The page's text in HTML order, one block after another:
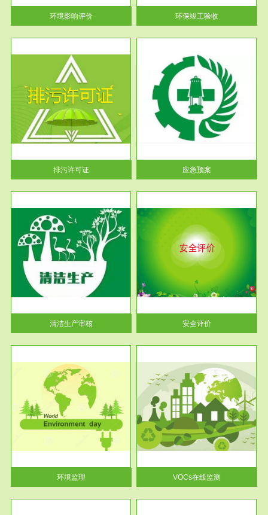
环境影响评价
告书、...
环保竣工验收
排污许可证
服务范围
应急预案
根据《中华人民共和国环境保护
法》第十九条 企业事业单位应
当按照...
应急预案
清洁生产审核
服务范围
安全评价
安全评价安全评价目的是查找、
分析和预测工程、系统、生产经
营活...
安全评价
环境监理
服务范围
VOCs在线监测
根据《重点区域大气污染防
治“十二五”规划》有机废气净化
率达...
VOCs在线监测